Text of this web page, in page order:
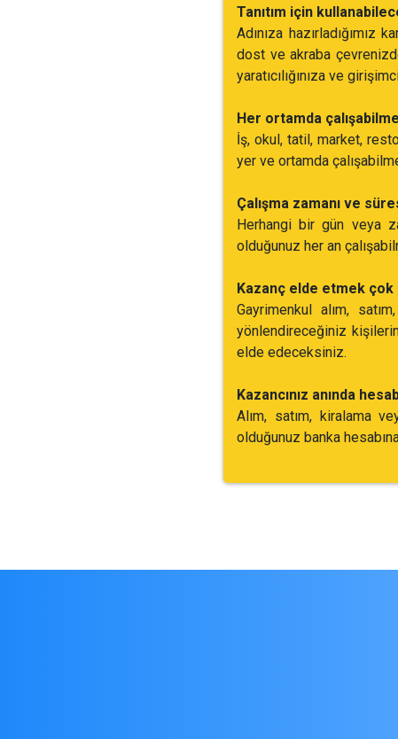
Tanıtım için
Adınıza
dost ve akraba
yaratıcılığınıza ve
Her ortamda
İş, okul, tatil, market,
yer ve ortamda
Çalışma zamanı ve
Herhangi bir gün veya
olduğunuz her an
Kazanç elde etmek çok
Gayrimenkul alım,
yönlendireceğiniz
elde edeceksiniz.
Kazancınız anında
Alım, satım, kiralama
olduğunuz banka hesabına